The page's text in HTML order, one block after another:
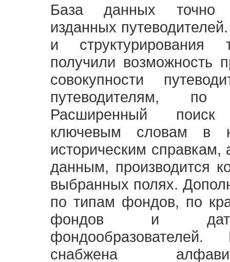
База данных точно
изданных
и структурирования
получили возможность
совокупности
путеводителям,
Расширенный
ключевым словам в
историческим
данным, производится
выбранных полях.
по типам фондов, по
фондов и
снабжена